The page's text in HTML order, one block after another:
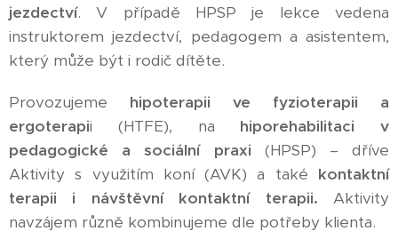
jezdectví. V případě HPSP je lekce vedena
instruktorem jezdectví, pedagogem a asistentem,
který může být i rodič dítěte.
Provozujeme hipoterapii ve fyzioterapii a
ergoterapii (HTFE), na hiporehabilitaci v
pedagogické a sociální praxi (HPSP) – dříve
Aktivity s využitím koní (AVK) a také kontaktní
terapii i návštěvní kontaktní terapii. Aktivity
navzájem různě kombinujeme dle potřeby klienta.